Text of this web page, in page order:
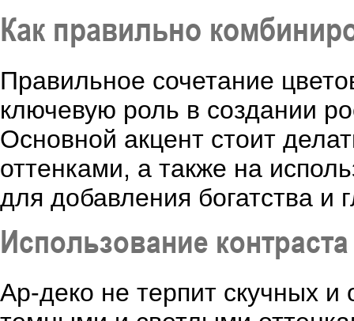
Как правильно
Правильное сочетание
ключевую роль в создании
Основной акцент стоит
оттенками, а также на
для добавления богатства и
Использование контраста
Ар-деко не терпит скучных